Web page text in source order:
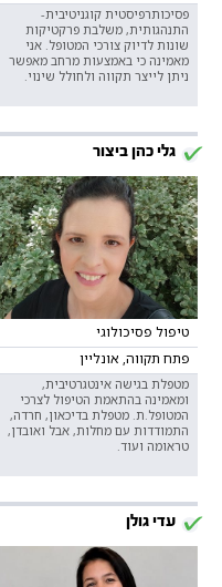
פסיכותרפיסטית קוגניטיבית-
התנהגותית, משלבת פרקטיקות
שונות לדיוק צורכי המטופל. אני
מאמינה כי באמצעות מרחב מאפשר
ניתן לייצר תקווה ולחולל שינוי.
גלי כהן ביצור
טיפול פסיכולוגי
פתח תקווה, אונליין
מטפלת בגישה אינטגרטיבית,
ומאמינה בהתאמת הטיפול לצרכי
המטופל.ת. מטפלת בדיכאון, חרדה,
התמודדות עם מחלות, אבל ואובדן,
טראומה ועוד.
עדי גולן